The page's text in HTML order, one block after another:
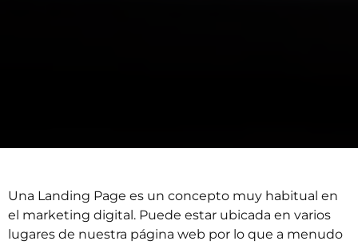
Una Landing Page es un concepto muy habitual en
el marketing digital. Puede estar ubicada en varios
lugares de nuestra página web por lo que a menudo